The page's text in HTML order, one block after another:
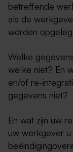
betreffende
als de
worden
Welke
welke niet? En
en/of re-
gegevens niet?
En wat zijn uw
uw werkgever